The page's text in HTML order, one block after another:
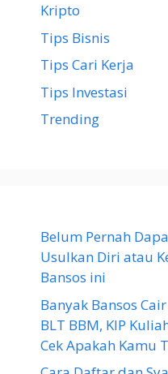
Kripto
Tips Bisnis
Tips Cari Kerja
Tips Investasi
Trending
Belum Pernah
Usulkan Diri atau
Bansos ini
Banyak Bansos
BLT BBM, KIP
Cek Apakah Kamu